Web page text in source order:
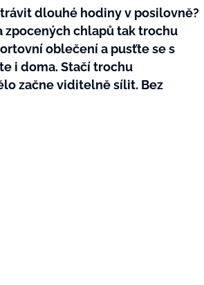
dlouhé hodiny v posilovně?
zpocených chlapů tak trochu
oblečení a pusťte se s
i doma. Stačí trochu
začne viditelně sílit. Bez